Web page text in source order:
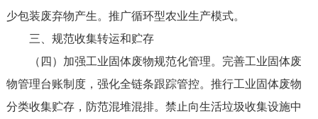
少包装废弃物产生。推广循环型农业生产模式。
三、规范收集转运和贮存
（四）加强工业固体废物规范化管理。完善工业固体废
物管理台账制度，强化全链条跟踪管控。推行工业固体废物
分类收集贮存，防范混堆混排。禁止向生活垃圾收集设施中